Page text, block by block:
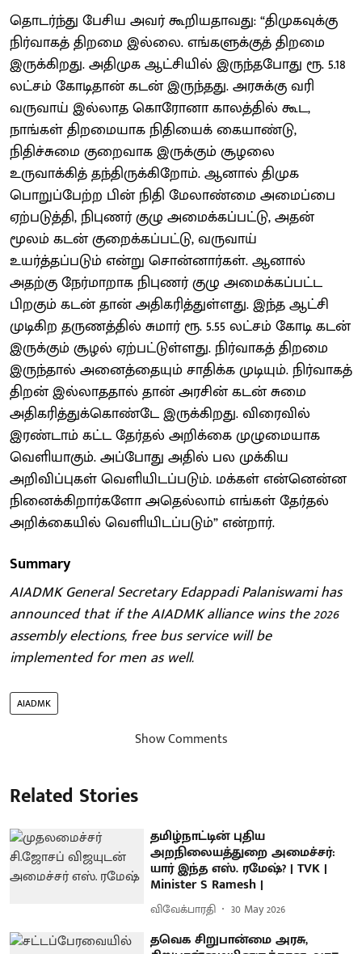
தொடர்ந்து பேசிய அவர் கூறியதாவது: “திமுகவுக்கு
நிர்வாகத் திறமை இல்லை. எங்களுக்குத் திறமை
இருக்கிறது. அதிமுக ஆட்சியில் இருந்தபோது ரூ. 5.18
லட்சம் கோடிதான் கடன் இருந்தது. அரசுக்கு வரி
வருவாய் இல்லாத கொரோனா காலத்தில் கூட,
நாங்கள் திறமையாக நிதியைக் கையாண்டு,
நிதிச்சுமை குறைவாக இருக்கும் சூழலை
உருவாக்கித் தந்திருக்கிறோம். ஆனால் திமுக
பொறுப்பேற்ற பின் நிதி மேலாண்மை அமைப்பை
ஏற்படுத்தி, நிபுணர் குழு அமைக்கப்பட்டு, அதன்
மூலம் கடன் குறைக்கப்பட்டு, வருவாய்
உயர்த்தப்படும் என்று சொன்னார்கள். ஆனால்
அதற்கு நேர்மாறாக நிபுணர் குழு அமைக்கப்பட்ட
பிறகும் கடன் தான் அதிகரித்துள்ளது. இந்த ஆட்சி
முடிகிற தருணத்தில் சுமார் ரூ. 5.55 லட்சம் கோடி கடன்
இருக்கும் சூழல் ஏற்பட்டுள்ளது. நிர்வாகத் திறமை
இருந்தால் அனைத்தையும் சாதிக்க முடியும். நிர்வாகத்
திறன் இல்லாததால் தான் அரசின் கடன் சுமை
அதிகரித்துக்கொண்டே இருக்கிறது. விரைவில்
இரண்டாம் கட்ட தேர்தல் அறிக்கை முழுமையாக
வெளியாகும். அப்போது அதில் பல முக்கிய
அறிவிப்புகள் வெளியிடப்படும். மக்கள் என்னென்ன
நினைக்கிறார்களோ அதெல்லாம் எங்கள் தேர்தல்
அறிக்கையில் வெளியிடப்படும்” என்றார்.
Summary
AIADMK General Secretary Edappadi Palaniswami has
announced that if the AIADMK alliance wins the 2026
assembly elections, free bus service will be
implemented for men as well.
AIADMK
Show Comments
Related Stories
தமிழ்நாட்டின் புதிய
அறநிலையத்துறை அமைச்சர்:
யார் இந்த எஸ். ரமேஷ்? | TVK |
Minister S Ramesh |
விவேக்பாரதி 30 May 2026
தவெக சிறுபான்மை அரசு,